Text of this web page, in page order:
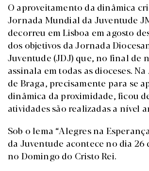
O aproveitamento da dinâmica
Jornada Mundial da Juventude
decorreu em Lisboa em agosto
dos objetivos da Jornada
Juventude (JDJ) que, no final de
assinala em todas as dioceses.
de Braga, precisamente para se
dinâmica da proximidade, ficou
atividades são realizadas a nível
Sob o lema “Alegres na
da Juventude acontece no dia 26
no Domingo do Cristo Rei.